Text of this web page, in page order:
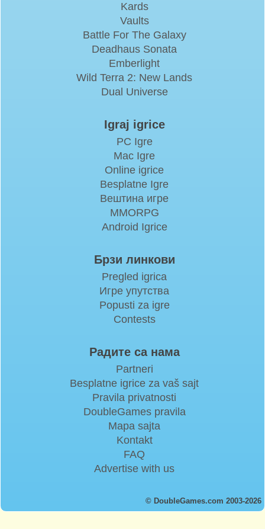
Kards
Vaults
Battle For The Galaxy
Deadhaus Sonata
Emberlight
Wild Terra 2: New Lands
Dual Universe
Igraj igrice
PC Igre
Mac Igre
Online igrice
Besplatne Igre
Вештина игре
MMORPG
Android Igrice
Брзи линкови
Pregled igrica
Игре упутства
Popusti za igre
Contests
Радите са нама
Partneri
Besplatne igrice za vaš sajt
Pravila privatnosti
DoubleGames pravila
Mapa sajta
Kontakt
FAQ
Advertise with us
© DoubleGames.com 2003-2026